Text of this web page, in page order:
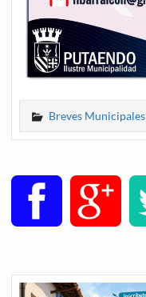
Breves Municipales